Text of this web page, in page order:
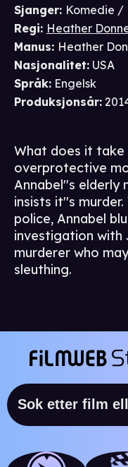
Sjanger: Komedie /
Regi: Heather
Manus: Heather
Nasjonalitet: USA
Språk: Engelsk
Produksjonsår:
What does it
overprotective
Annabel''s elderly
insists it''s
police, Annabel
investigation with
murderer who
sleuthing.